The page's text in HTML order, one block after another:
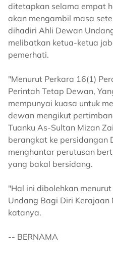
ditetapkan selama empat
akan mengambil masa
dihadiri Ahli Dewan
melibatkan ketua-ketua
pemerhati.
"Menurut Perkara 16(1)
Perintah Tetap Dewan,
mempunyai kuasa untuk
dewan mengikut
Tuanku As-Sultan Mizan
berangkat ke persidangan
menghantar perutusan
yang bakal bersidang.
"Hal ini dibolehkan
Undang Bagi Diri Kerajaan
katanya.
-- BERNAMA